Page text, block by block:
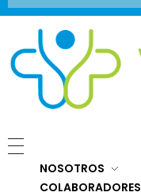
NOSOTROS
COLABORADORES